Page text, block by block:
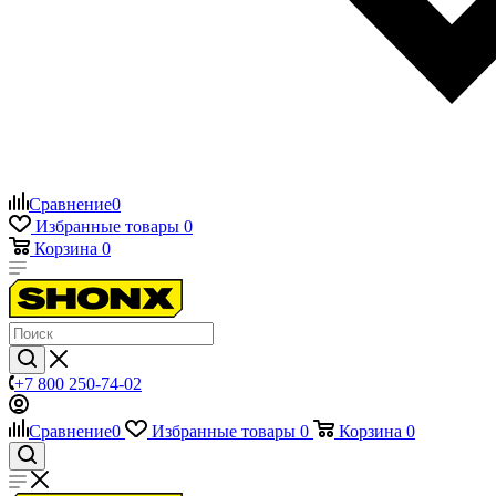
Сравнение0
Избранные товары 0
Корзина 0
+7 800 250-74-02
Сравнение0 Избранные товары 0 Корзина 0